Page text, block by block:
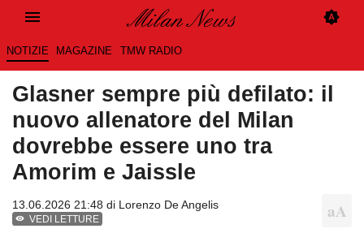
NOTIZIE MAGAZINE TMW RADIO
Glasner sempre più defilato: il
nuovo allenatore del Milan
dovrebbe essere uno tra
Amorim e Jaissle
13.06.2026 21:48 di Lorenzo De Angelis
VEDI LETTURE